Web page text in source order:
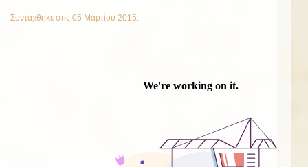
Συντάχθηκε στις 05 Μαρτίου 2015.